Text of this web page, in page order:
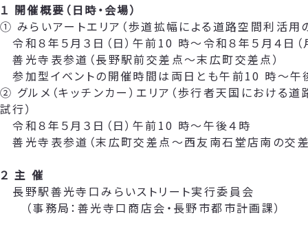
１ 開催概要（日時・会場）
① みらいアートエリア（歩道拡幅による道路空間利活用
令和８年５月３日（日）午前10 時～令和８年５月４日（
善光寺表参道（長野駅前交差点～末広町交差点）
参加型イベントの開催時間は両日とも午前10 時～午
② グルメ（キッチンカー）エリア（歩行者天国における
試行）
令和８年５月３日（日）午前10 時～午後４時
善光寺表参道（末広町交差点～西友南石堂店南の交
２ 主 催
長野駅善光寺口みらいストリート実行委員会
（事務局：善光寺口商店会・長野市都市計画課）